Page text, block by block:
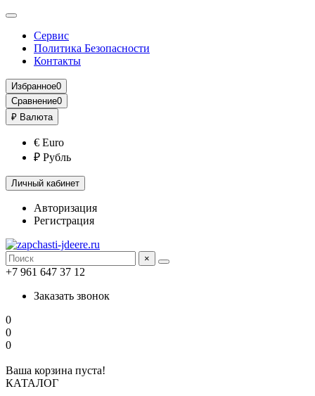
Сервис
Политика Безопасности
Контакты
Избранное0
Сравнение0
₽ Валюта
€ Euro
₽ Рубль
Личный кабинет
Авторизация
Регистрация
×
+7 961 647 37 12
Заказать звонок
0
0
0
Ваша корзина пуста!
КАТАЛОГ